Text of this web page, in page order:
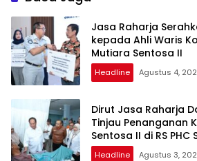
Jasa Raharja
kepada Ahli Waris
Mutiara Sentosa II
Headline Agustus 4,
Dirut Jasa Raharja
Tinjau Penanganan
Sentosa II di RS PHC
Headline Agustus 3,